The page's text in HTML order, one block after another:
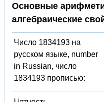
Основные
алгебраические
Число 1834193 на
русском языке, number
in Russian, число
1834193 прописью: